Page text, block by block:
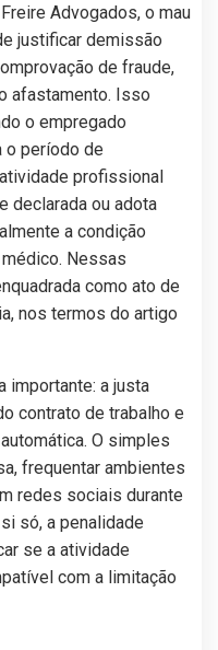
Advogados, o mau
justificar demissão
de fraude,
afastamento. Isso
o empregado
o período de
profissional
declarada ou adota
a condição
Nessas
como ato de
nos termos do artigo
importante: a justa
contrato de trabalho e
O simples
frequentar ambientes
redes sociais durante
só, a penalidade
se a atividade
com a limitação